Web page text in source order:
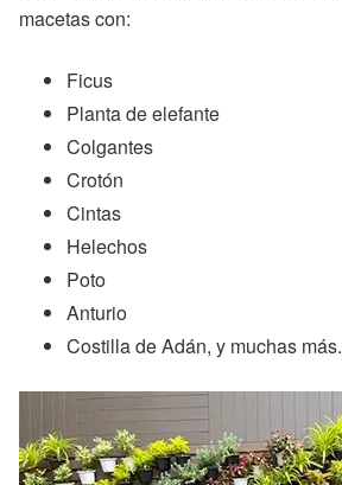
macetas con:
Ficus
Planta de elefante
Colgantes
Crotón
Cintas
Helechos
Poto
Anturio
Costilla de Adán, y muchas más.